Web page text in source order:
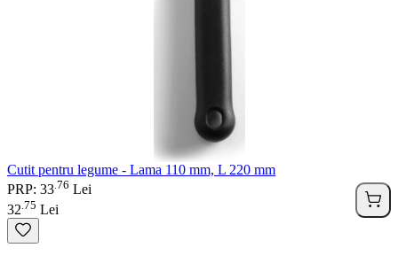
Cutit pentru legume - Lama 110 mm, L 220 mm
PRP: 33 76 Lei
32 75 Lei